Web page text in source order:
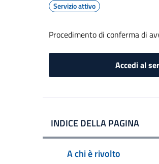
Servizio attivo
Procedimento di conferma di
Accedi al
INDICE DELLA PAGINA
A chi è rivolto